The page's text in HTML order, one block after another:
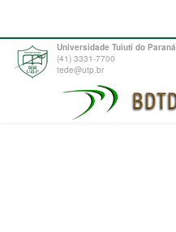
Universidade Tuiuti do Paraná
(41) 3331-7700
tede@utp.br